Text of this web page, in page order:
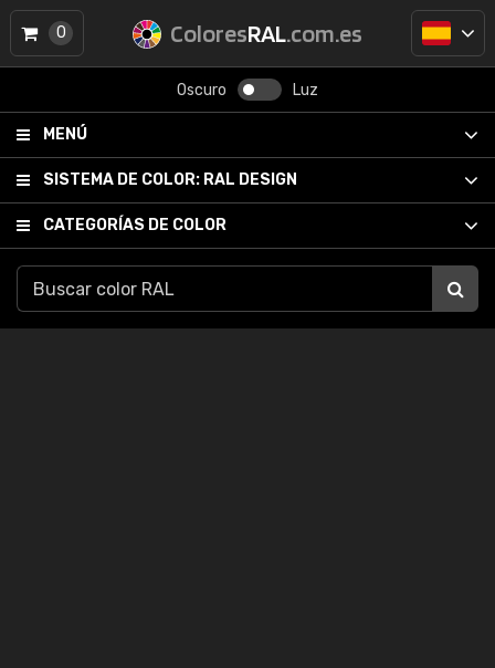
ColoresRAL.com.es
Oscuro Luz
MENÚ
SISTEMA DE COLOR: RAL DESIGN
CATEGORÍAS DE COLOR
0